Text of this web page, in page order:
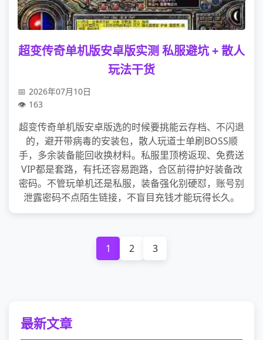
超变传奇单机版安卓版实测 私服避坑 + 散人
玩法干货
2026年07月10日
163
超变传奇单机版安卓版选的时候要挑能云存档、不闪退
的，避开带病毒的安装包，散人玩道士单刷BOSS顺
手，多余装备能回收换材料。私服里顶榜返现、免费送
VIP都是套路，有托还容易跑路，合区前得护好装备改
密码。不管玩单机还是私服，装备强化别硬怼，账号别
泄露密码不点陌生链接，不盲目充钱才能玩得长久。
1 2 3
最新文章